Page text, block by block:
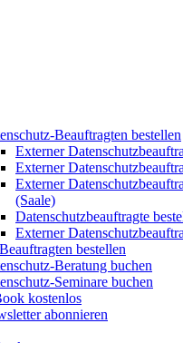
Beauftragten bestellen
Externer
Externer
Externer
(Saale)
Datenschutzbeauftragte
Externer
bestellen
Beratung buchen
Seminare buchen
kostenlos
abonnieren